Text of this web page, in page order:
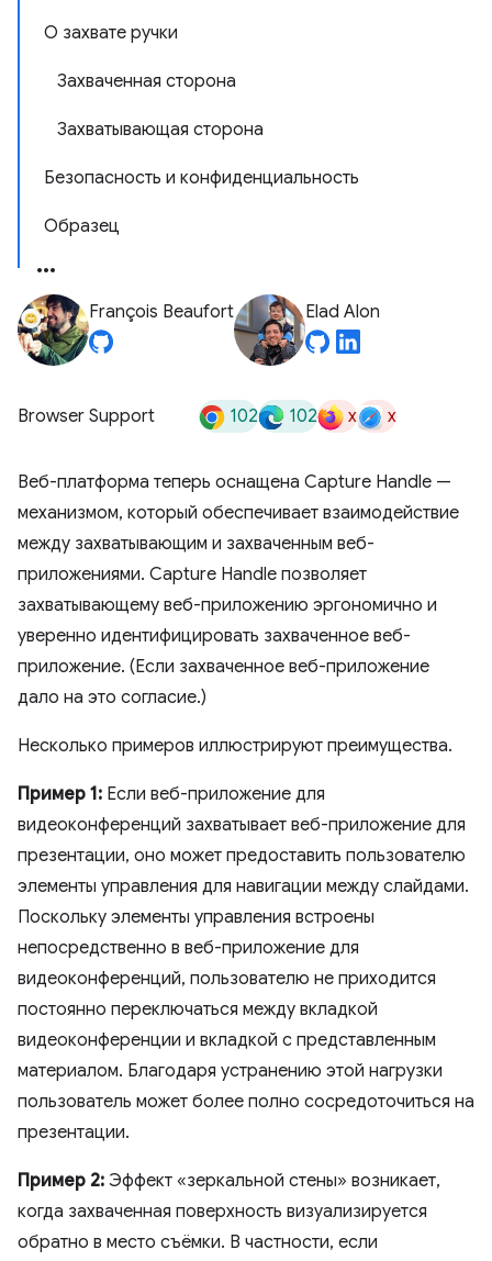
О захвате ручки
Захваченная сторона
Захватывающая сторона
Безопасность и конфиденциальность
Образец
François Beaufort Elad Alon
Browser Support 102 102 x x
Веб-платформа теперь оснащена Capture Handle —
механизмом, который обеспечивает взаимодействие
между захватывающим и захваченным веб-
приложениями. Capture Handle позволяет
захватывающему веб-приложению эргономично и
уверенно идентифицировать захваченное веб-
приложение. (Если захваченное веб-приложение
дало на это согласие.)
Несколько примеров иллюстрируют преимущества.
Пример 1: Если веб-приложение для
видеоконференций захватывает веб-приложение для
презентации, оно может предоставить пользователю
элементы управления для навигации между слайдами.
Поскольку элементы управления встроены
непосредственно в веб-приложение для
видеоконференций, пользователю не приходится
постоянно переключаться между вкладкой
видеоконференции и вкладкой с представленным
материалом. Благодаря устранению этой нагрузки
пользователь может более полно сосредоточиться на
презентации.
Пример 2: Эффект «зеркальной стены» возникает,
когда захваченная поверхность визуализируется
обратно в место съёмки. В частности, если